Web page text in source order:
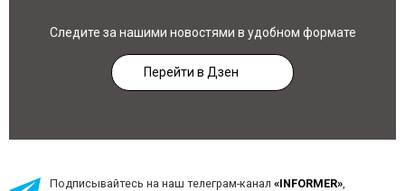
Следите за нашими новостями в удобном формате
Перейти в Дзен
Подписывайтесь на наш телеграм-канал «INFORMER»,